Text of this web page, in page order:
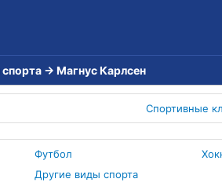
→ Магнус Карлсен
Спортивные
Футбол
Другие виды спорта